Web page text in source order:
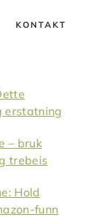
KONTAKT
erstatning
– bruk
trebeis
Hold
funn